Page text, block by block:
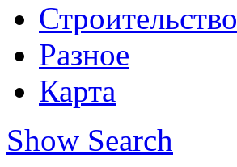
Строительство
Разное
Карта
Show Search